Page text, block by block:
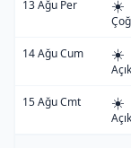
13 Ağu Per ☀️
14 Ağu Cum ☀️
Açık
15 Ağu Cmt ☀️
Açık